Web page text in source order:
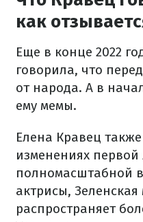
как
Еще в конце 2022
говорила, что
от народа. А в
ему мемы.
Елена Кравец
изменениях первой
полномасштабной
актрисы,
распространяет